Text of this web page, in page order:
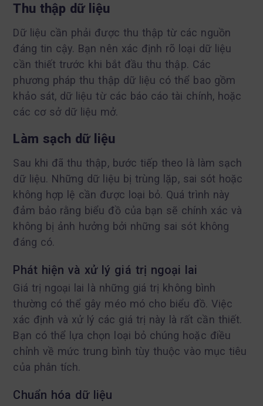
Thu thập dữ liệu
Dữ liệu cần phải được thu thập từ các nguồn
đáng tin cậy. Bạn nên xác định rõ loại dữ liệu
cần thiết trước khi bắt đầu thu thập. Các
phương pháp thu thập dữ liệu có thể bao gồm
khảo sát, dữ liệu từ các báo cáo tài chính, hoặc
các cơ sở dữ liệu mở.
Làm sạch dữ liệu
Sau khi đã thu thập, bước tiếp theo là làm sạch
dữ liệu. Những dữ liệu bị trùng lặp, sai sót hoặc
không hợp lệ cần được loại bỏ. Quá trình này
đảm bảo rằng biểu đồ của bạn sẽ chính xác và
không bị ảnh hưởng bởi những sai sót không
đáng có.
Phát hiện và xử lý giá trị ngoại lai
Giá trị ngoại lai là những giá trị không bình
thường có thể gây méo mó cho biểu đồ. Việc
xác định và xử lý các giá trị này là rất cần thiết.
Bạn có thể lựa chọn loại bỏ chúng hoặc điều
chỉnh về mức trung bình tùy thuộc vào mục tiêu
của phân tích.
Chuẩn hóa dữ liệu